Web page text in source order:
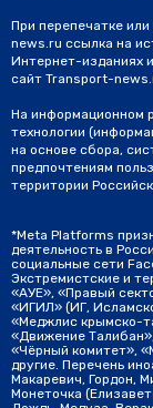
При перепечатке
news.ru ссылка на
Интернет-изданиях
сайт Transport-
На информационном
технологии
на основе сбора,
предпочтениям
территории
*Meta Platforms
деятельность в
социальные сети
Экстремистские и
«АУЕ», «Правый
«ИГИЛ» (ИГ,
«Меджлис крымско-
«Движение
«Чёрный комитет»,
другие. Перечень
Макаревич, Гордон,
Монеточка